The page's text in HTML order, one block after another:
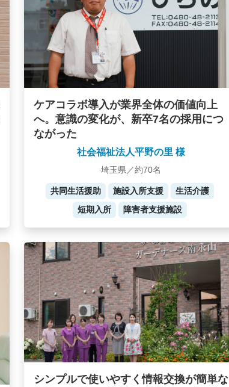
ケアコラボ導入が業界全体の価値向上
へ。意識の変化が、新卒7名の採用につ
ながった
社会福祉法人平野の里 様
埼玉県／約70名
共同生活援助 施設入所支援
生活介護
短期入所
障害者支援施設
シンプルで使いやすく情報交換が簡単な